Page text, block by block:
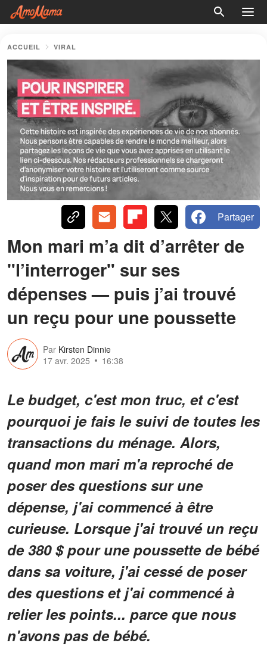
ACCUEIL VIRAL
Partager
Mon mari m’a dit d’arrêter de
"l’interroger" sur ses
dépenses — puis j’ai trouvé
un reçu pour une poussette
Par Kirsten Dinnie
17 avr. 2025
16:38
Le budget, c'est mon truc, et c'est
pourquoi je fais le suivi de toutes les
transactions du ménage. Alors,
quand mon mari m'a reproché de
poser des questions sur une
dépense, j'ai commencé à être
curieuse. Lorsque j'ai trouvé un reçu
de 380 $ pour une poussette de bébé
dans sa voiture, j'ai cessé de poser
des questions et j'ai commencé à
relier les points... parce que nous
n'avons pas de bébé.